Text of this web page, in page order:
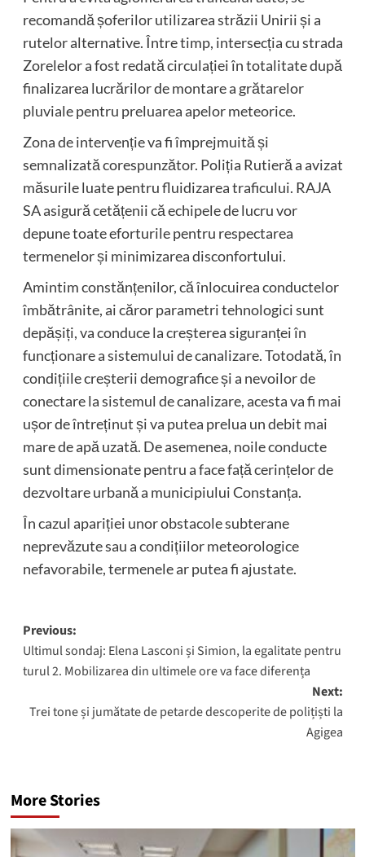
recomandă șoferilor utilizarea străzii Unirii și a
rutelor alternative. Între timp, intersecția cu strada
Zorelelor a fost redată circulației în totalitate după
finalizarea lucrărilor de montare a grătarelor
pluviale pentru preluarea apelor meteorice.
Zona de intervenție va fi împrejmuită și
semnalizată corespunzător. Poliția Rutieră a avizat
măsurile luate pentru fluidizarea traficului. RAJA
SA asigură cetățenii că echipele de lucru vor
depune toate eforturile pentru respectarea
termenelor și minimizarea disconfortului.
Amintim constănțenilor, că înlocuirea conductelor
îmbătrânite, ai căror parametri tehnologici sunt
depășiți, va conduce la creșterea siguranței în
funcționare a sistemului de canalizare. Totodată, în
condițiile creșterii demografice și a nevoilor de
conectare la sistemul de canalizare, acesta va fi mai
ușor de întreținut și va putea prelua un debit mai
mare de apă uzată. De asemenea, noile conducte
sunt dimensionate pentru a face față cerințelor de
dezvoltare urbană a municipiului Constanța.
În cazul apariției unor obstacole subterane
neprevăzute sau a condițiilor meteorologice
nefavorabile, termenele ar putea fi ajustate.
Post
navigation
Previous:
Ultimul sondaj: Elena Lasconi și Simion, la egalitate pentru
turul 2. Mobilizarea din ultimele ore va face diferența
Next:
Trei tone și jumătate de petarde descoperite de polițiști la
Agigea
More Stories